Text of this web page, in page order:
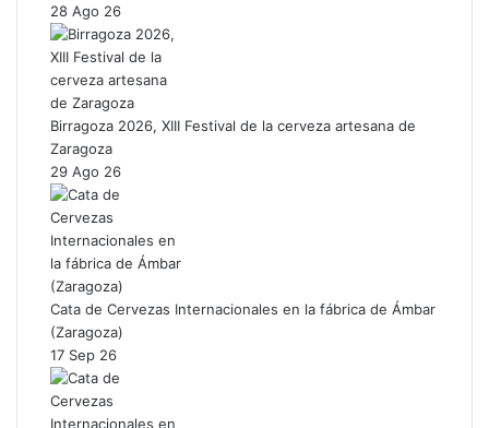
28 Ago 26
Birragoza 2026, XIII Festival de la cerveza artesana de
Zaragoza
29 Ago 26
Cata de Cervezas Internacionales en la fábrica de Ámbar
(Zaragoza)
17 Sep 26